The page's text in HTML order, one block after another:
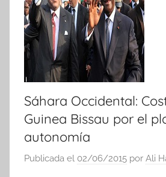
Sáhara Occidental:
Guinea Bissau por el
autonomía
Publicada el 02/06/2015 por Ali